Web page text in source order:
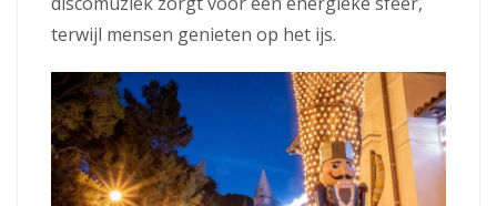
terwijl mensen genieten op het ijs.